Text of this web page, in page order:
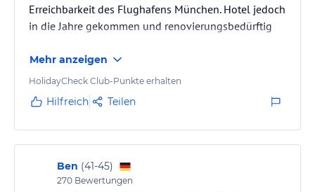
Erreichbarkeit des Flughafens München. Hotel jedoch
in die Jahre gekommen und renovierungsbedürftig
Mehr anzeigen
HolidayCheck Club-Punkte erhalten
Hilfreich Teilen
Ben (41-45)
270 Bewertungen